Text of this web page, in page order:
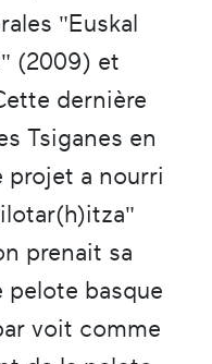
"Euskal
(2009) et
dernière
Tsiganes en
projet a nourri
prenait sa
pelote basque
voit comme